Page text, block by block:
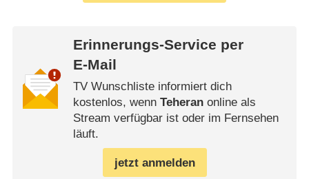
Erinnerungs-Service per
E-Mail
TV Wunschliste informiert dich
kostenlos, wenn Teheranonline als
Stream verfügbar ist oder im Fernsehen
läuft.
jetzt anmelden